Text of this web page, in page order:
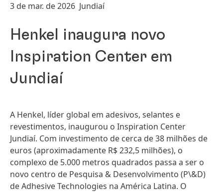
3 de mar. de 2026 Jundiaí
Henkel inaugura novo
Inspiration Center em
Jundiaí
A Henkel, líder global em adesivos, selantes e
revestimentos, inaugurou o Inspiration Center
Jundiaí. Com investimento de cerca de 38 milhões de
euros (aproximadamente R$ 232,5 milhões), o
complexo de 5.000 metros quadrados passa a ser o
novo centro de Pesquisa & Desenvolvimento (P\&D)
de Adhesive Technologies na América Latina. O